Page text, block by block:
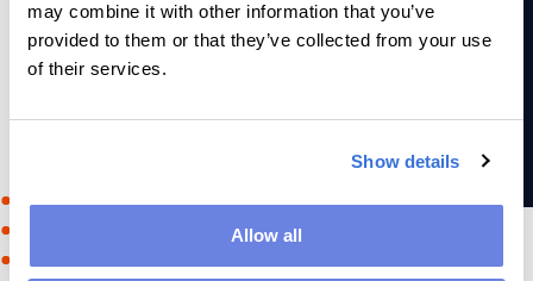
may combine it with other information that you’ve
provided to them or that they’ve collected from your use
of their services.
Show details
Allow all
Avec plus de 500 niveaux, nous garantissons des heures
de jeu. Le graphisme et les animations du jeu plongent le
moyen passé à jouer, le jeu est parfait pour capter et